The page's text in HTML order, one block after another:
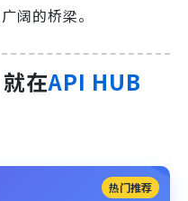
阔的桥梁。
在API HUB
热门推荐